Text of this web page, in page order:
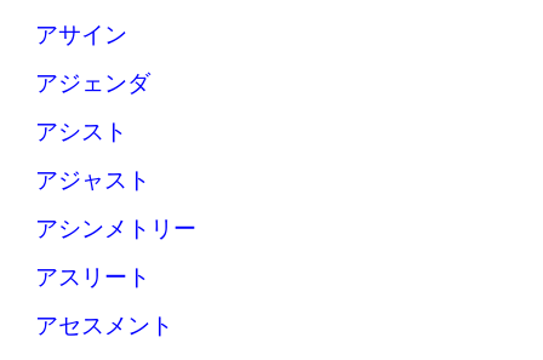
アサイン
アジェンダ
アシスト
アジャスト
アシンメトリー
アスリート
アセスメント